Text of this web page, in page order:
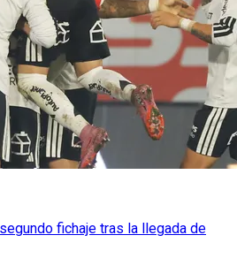
fichaje tras la llegada de